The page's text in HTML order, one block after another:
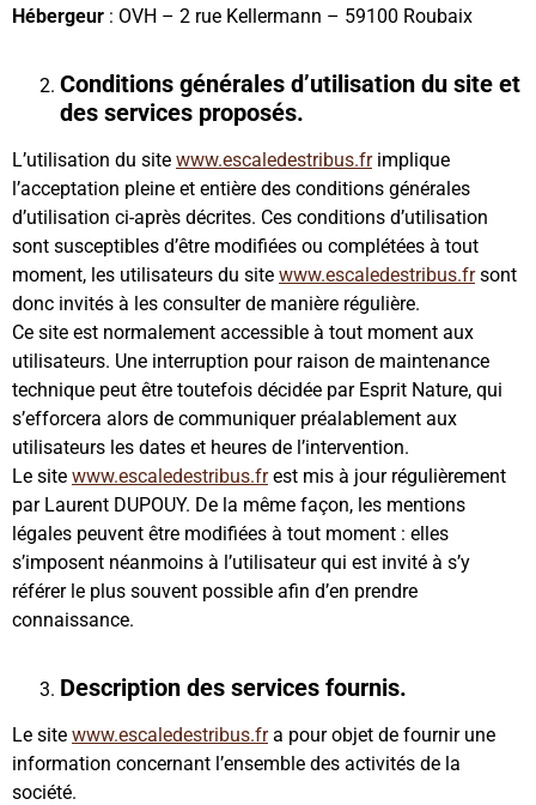
Hébergeur : OVH – 2 rue Kellermann – 59100 Roubaix
Conditions générales d’utilisation du site et
des services proposés.
L’utilisation du site www.escaledestribus.frimplique
l’acceptation pleine et entière des conditions générales
d’utilisation ci-après décrites. Ces conditions d’utilisation
sont susceptibles d’être modifiées ou complétées à tout
moment, les utilisateurs du site www.escaledestribus.frsont
donc invités à les consulter de manière régulière.
Ce site est normalement accessible à tout moment aux
utilisateurs. Une interruption pour raison de maintenance
technique peut être toutefois décidée par Esprit Nature, qui
s’efforcera alors de communiquer préalablement aux
utilisateurs les dates et heures de l’intervention.
Le site www.escaledestribus.frest mis à jour régulièrement
par Laurent DUPOUY. De la même façon, les mentions
légales peuvent être modifiées à tout moment : elles
s’imposent néanmoins à l’utilisateur qui est invité à s’y
référer le plus souvent possible afin d’en prendre
connaissance.
Description des services fournis.
Le site www.escaledestribus.fra pour objet de fournir une
information concernant l’ensemble des activités de la
société.